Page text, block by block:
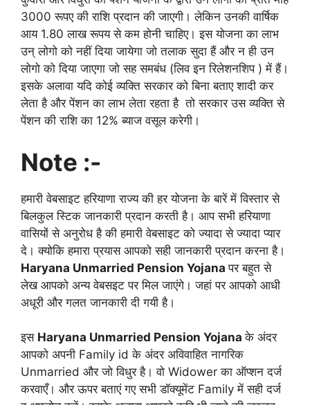
3000 रूपए की राशि प्रदान की जाएगी। लेकिन उनकी वार्षिक
आय 1.80 लाख रूपय से कम होनी चाहिए। इस योजना का लाभ
उन् लोगो को नहीं दिया जायेगा जो तलाक सुदा हैं और न ही उन
लोगो को दिया जाएगा जो सह समबंध (लिव इन रिलेशनशिप ) में हैं।
इसके अलावा यदि कोई व्यक्ति सरकार को बिना बताए शादी कर
लेता है और पेंशन का लाभ लेता रहता है तो सरकार उस व्यक्ति से
पेंशन की राशि का 12% ब्याज वसूल करेगी।
Note :-
हमारी वेबसाइट हरियाणा राज्य की हर योजना के बारें में विस्तार से
बिलकुल स्टिक जानकारी प्रदान करती है। आप सभी हरियाणा
वासियों से अनुरोध है की हमारी वेबसाइट को ज्यादा से ज्यादा प्यार
दे। क्योकि हमारा प्रयास आपको सही जानकारी प्रदान करना है।
Haryana Unmarried Pension Yojanaपर बहुत से
लेख आपको अन्य वेबसइट पर मिल जाएंगे। जहां पर आपको आधी
अधूरी और गलत जानकारी दी गयी है।
इस Haryana Unmarried Pension Yojanaके अंदर
आपको अपनी Family id के अंदर अविवाहित नागरिक
Unmarried और जो विधुर है। वो Widower का ऑप्शन दर्ज
करवाएँ। और ऊपर बताएं गए सभी डॉक्यूमेंट Family में सही दर्ज